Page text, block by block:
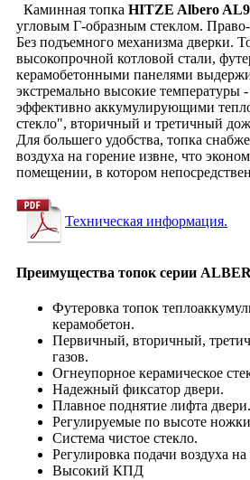
Каминная топка HITZE Albero
угловым Г-образным стеклом.
Без подъемного механизма дверки.
высокопрочной котловой стали,
керамобетонными панелями
экстремально высокие температуры
эффективно аккумулирующими
стекло", вторичный и третичный
Для большего удобства, топка
воздуха на горение извне, что
помещении, в котором
Техническая информация.
Преимущества топок серии
Футеровка топок
керамобетон.
Первичный, вторичный,
газов.
Огнеупорное керамическое
Надежный фиксатор двери.
Плавное поднятие лифта двери.
Регулируемые по высоте
Система чистое стекло.
Регулировка подачи воздуха на
Высокий КПД